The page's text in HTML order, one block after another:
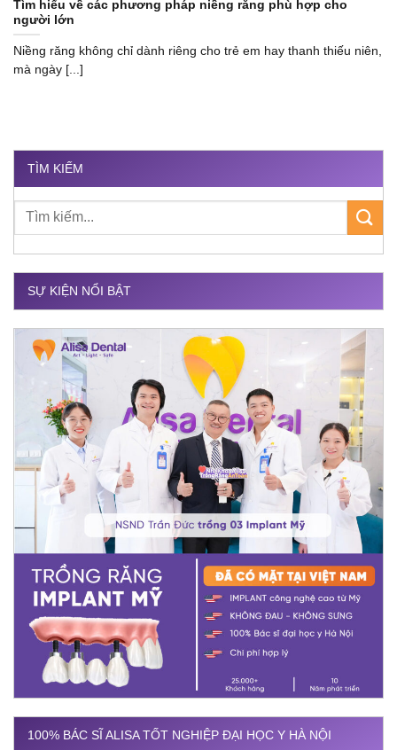
Tìm hiểu về các phương pháp niềng răng phù hợp cho
người lớn
Niềng răng không chỉ dành riêng cho trẻ em hay thanh thiếu niên,
mà ngày [...]
TÌM KIẾM
SỰ KIỆN NỔI BẬT
100% BÁC SĨ ALISA TỐT NGHIỆP ĐẠI HỌC Y HÀ NỘI